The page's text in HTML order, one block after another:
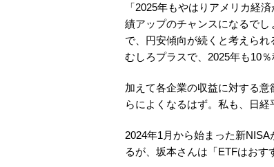
「2025年もやはりアメリカ経
績アップのチャンスになるで
で、円安傾向が続くと考えられ
むしろプラスで、2025年も10
加えて各企業の収益に対する
らによくなるはず。私も、日経
2024年1月から始まった新
るが、坂本さんは「ETFはおす